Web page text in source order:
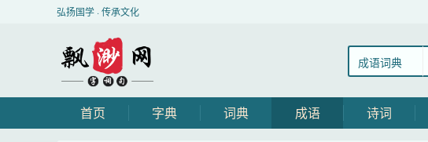
弘扬国学 · 传承文化
成语词典
首页 字典 词典 成语 诗词